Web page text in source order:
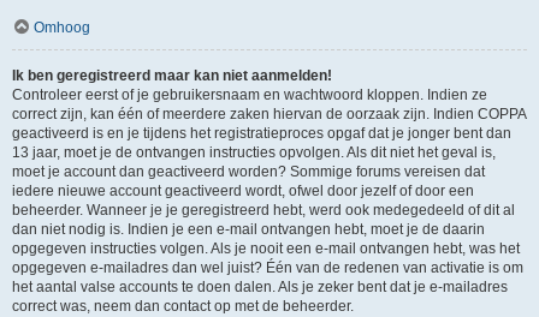
Omhoog
Ik ben geregistreerd maar kan niet aanmelden!
Controleer eerst of je gebruikersnaam en wachtwoord kloppen. Indien ze
correct zijn, kan één of meerdere zaken hiervan de oorzaak zijn. Indien COPPA
geactiveerd is en je tijdens het registratieproces opgaf dat je jonger bent dan
13 jaar, moet je de ontvangen instructies opvolgen. Als dit niet het geval is,
moet je account dan geactiveerd worden? Sommige forums vereisen dat
iedere nieuwe account geactiveerd wordt, ofwel door jezelf of door een
beheerder. Wanneer je je geregistreerd hebt, werd ook medegedeeld of dit al
dan niet nodig is. Indien je een e-mail ontvangen hebt, moet je de daarin
opgegeven instructies volgen. Als je nooit een e-mail ontvangen hebt, was het
opgegeven e-mailadres dan wel juist? Één van de redenen van activatie is om
het aantal valse accounts te doen dalen. Als je zeker bent dat je e-mailadres
correct was, neem dan contact op met de beheerder.